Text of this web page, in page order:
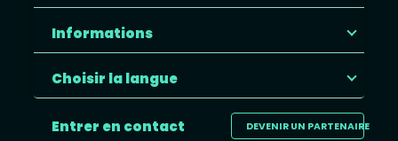
Informations
Choisir la langue
DEVENIR UN PARTENAIRE
Entrer en contact